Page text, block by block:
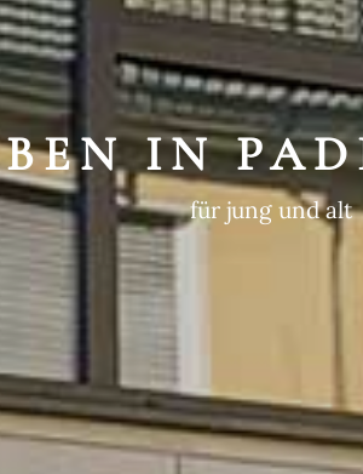
ein historischer
IN
für jung und alt
in die Zukunft
ein historischer